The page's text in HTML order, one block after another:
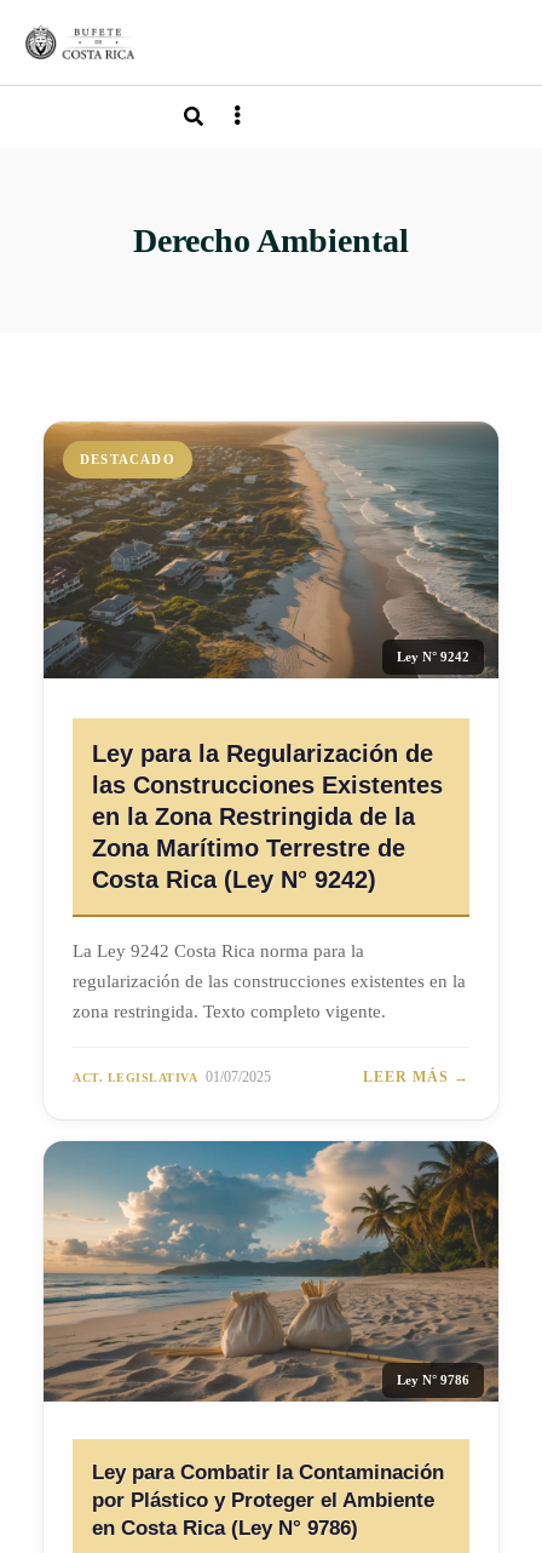
Derecho Ambiental
DESTACADO
Ley N° 9242
Ley para la Regularización de
las Construcciones Existentes
en la Zona Restringida de la
Zona Marítimo Terrestre de
Costa Rica (Ley N° 9242)
La Ley 9242 Costa Rica norma para la
regularización de las construcciones existentes en la
zona restringida. Texto completo vigente.
ACT. LEGISLATIVA 01/07/2025 LEER MÁS →
Ley N° 9786
Ley para Combatir la Contaminación
por Plástico y Proteger el Ambiente
en Costa Rica (Ley N° 9786)